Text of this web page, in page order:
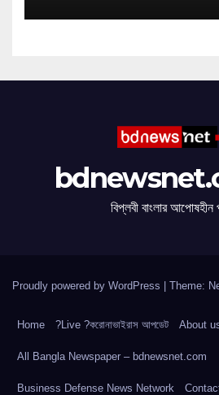
বিপ্লবী বাংলার আপোষহীন
Proudly powered by WordPress | Theme:
Home ?Live ?করোনাভাইরাস আপডেট About
All Bangla Newspaper – bdnewsnet.com
Business Defense News Network